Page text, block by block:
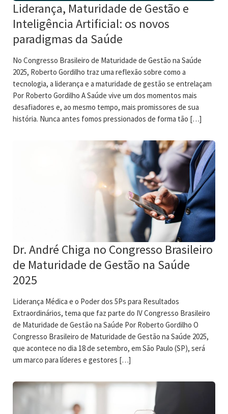
Liderança, Maturidade de Gestão e
Inteligência Artificial: os novos
paradigmas da Saúde
No Congresso Brasileiro de Maturidade de Gestão na Saúde
2025, Roberto Gordilho traz uma reflexão sobre como a
tecnologia, a liderança e a maturidade de gestão se entrelaçam
Por Roberto Gordilho A Saúde vive um dos momentos mais
desafiadores e, ao mesmo tempo, mais promissores de sua
história. Nunca antes fomos pressionados de forma tão […]
Dr. André Chiga no Congresso Brasileiro
de Maturidade de Gestão na Saúde
2025
Liderança Médica e o Poder dos 5Ps para Resultados
Extraordinários, tema que faz parte do IV Congresso Brasileiro
de Maturidade de Gestão na Saúde Por Roberto Gordilho O
Congresso Brasileiro de Maturidade de Gestão na Saúde 2025,
que acontece no dia 18 de setembro, em São Paulo (SP), será
um marco para líderes e gestores […]